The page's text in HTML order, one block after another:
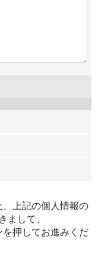
、上記の個人情報の
まして、
押してお進みくだ